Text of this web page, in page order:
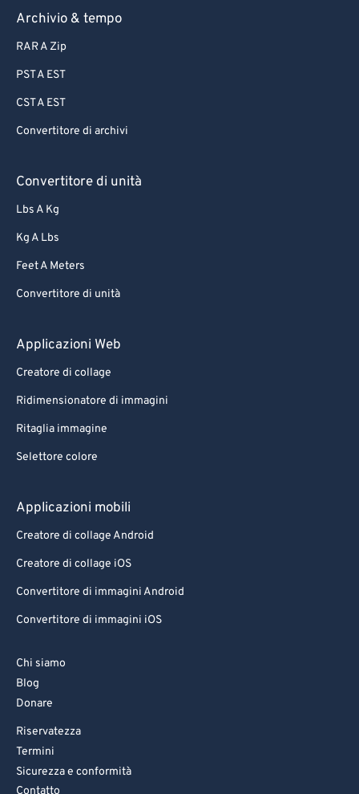
Archivio & tempo
RAR A Zip
PST A EST
CST A EST
Convertitore di archivi
Convertitore di unità
Lbs A Kg
Kg A Lbs
Feet A Meters
Convertitore di unità
Applicazioni Web
Creatore di collage
Ridimensionatore di immagini
Ritaglia immagine
Selettore colore
Applicazioni mobili
Creatore di collage Android
Creatore di collage iOS
Convertitore di immagini Android
Convertitore di immagini iOS
Chi siamo
Blog
Donare
Riservatezza
Termini
Sicurezza e conformità
Contatto